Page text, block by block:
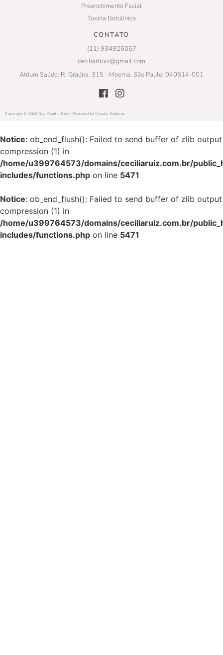
Preenchimento Facial
Toxina Botulínica
CONTATO
(11) 934926057
ceciliarlruiz@gmail.com
Atrium Saúde: R. Graúna. 315 - Moema, São Paulo, 040514-001
Copyright © 2026 Dra. Cecilia Ruiz | Powered by Natalia Delboux
Notice: ob_end_flush(): Failed to send buffer of zlib output
compression (1) in
/home/u399764573/domains/ceciliaruiz.com.br/
includes/functions.php on line 5471
Notice: ob_end_flush(): Failed to send buffer of zlib output
compression (1) in
/home/u399764573/domains/ceciliaruiz.com.br/
includes/functions.php on line 5471